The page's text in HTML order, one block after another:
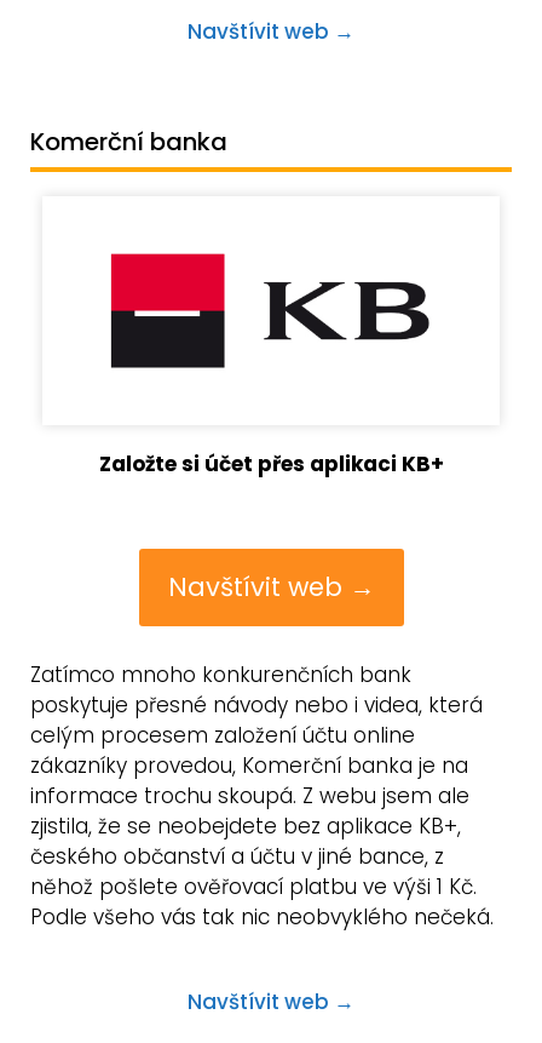
Navštívit web →
Komerční banka
Založte si účet přes aplikaci KB+
Navštívit web →
Zatímco mnoho konkurenčních bank
poskytuje přesné návody nebo i videa, která
celým procesem založení účtu online
zákazníky provedou, Komerční banka je na
informace trochu skoupá. Z webu jsem ale
zjistila, že se neobejdete bez aplikace KB+,
českého občanství a účtu v jiné bance, z
něhož pošlete ověřovací platbu ve výši 1 Kč.
Podle všeho vás tak nic neobvyklého nečeká.
Navštívit web →